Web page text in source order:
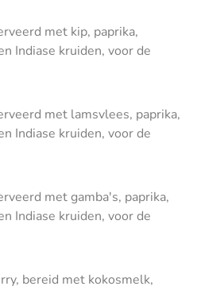
met kip, paprika,
Indiase kruiden, voor de
met lamsvlees, paprika,
Indiase kruiden, voor de
met gamba's, paprika,
Indiase kruiden, voor de
bereid met kokosmelk,